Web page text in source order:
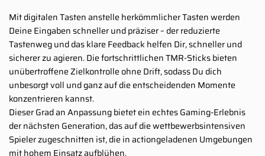
Mit digitalen Tasten anstelle herkömmlicher Tasten werden
Deine Eingaben schneller und präziser – der reduzierte
Tastenweg und das klare Feedback helfen Dir, schneller und
sicherer zu agieren. Die fortschrittlichen TMR-Sticks bieten
unübertroffene Zielkontrolle ohne Drift, sodass Du dich
unbesorgt voll und ganz auf die entscheidenden Momente
konzentrieren kannst.
Dieser Grad an Anpassung bietet ein echtes Gaming-Erlebnis
der nächsten Generation, das auf die wettbewerbsintensiven
Spieler zugeschnitten ist, die in actiongeladenen Umgebungen
mit hohem Einsatz aufblühen.